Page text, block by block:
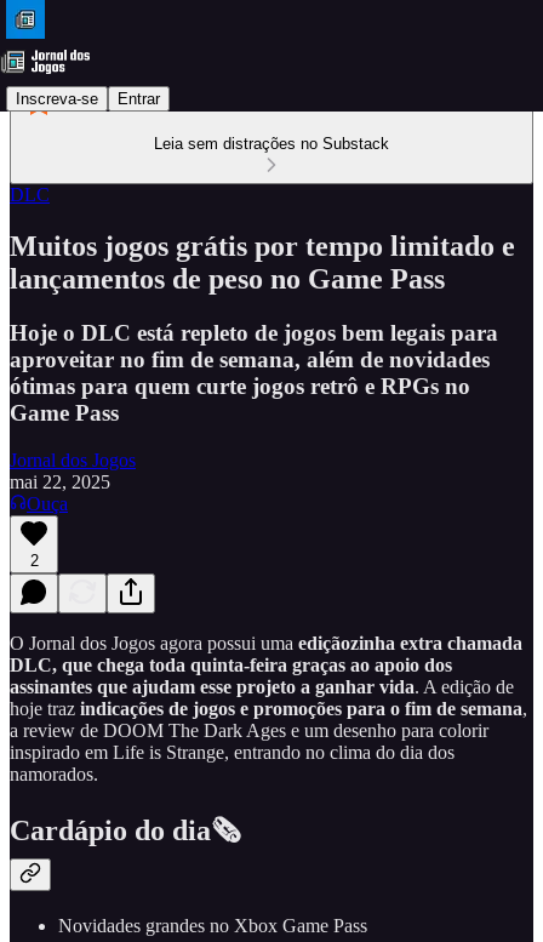
Inscreva-se Entrar
Leia sem distrações no Substack
DLC
Muitos jogos grátis por tempo limitado e
lançamentos de peso no Game Pass
Hoje o DLC está repleto de jogos bem legais para
aproveitar no fim de semana, além de novidades
ótimas para quem curte jogos retrô e RPGs no
Game Pass
Jornal dos Jogos
mai 22, 2025
Ouça
2
O Jornal dos Jogos agora possui uma ediçãozinha extra chamada
DLC, que chega toda quinta-feira graças ao apoio dos
assinantes que ajudam esse projeto a ganhar vida. A edição de
hoje traz indicações de jogos e promoções para o fim de semana,
a review de DOOM The Dark Ages e um desenho para colorir
inspirado em Life is Strange, entrando no clima do dia dos
namorados.
Cardápio do dia🗞️
Novidades grandes no Xbox Game Pass